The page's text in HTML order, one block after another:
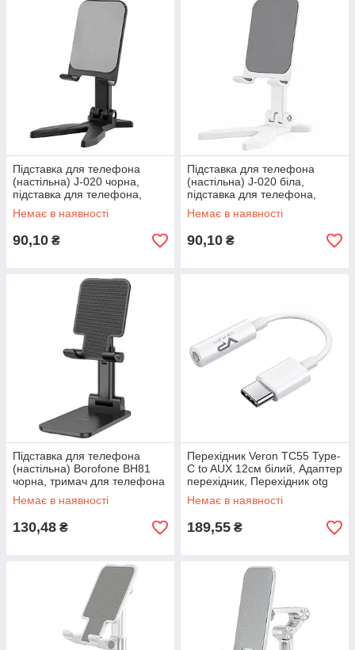
Підставка для телефона
(настільна) J-020 чорна,
підставка для телефона,
тримач для телефона
Немає в наявності
90,10 ₴
Підставка для телефона
(настільна) J-020 біла,
підставка для телефона,
тримач для телефона
Немає в наявності
90,10 ₴
Підставка для телефона
(настільна) Borofone BH81
чорна, тримач для телефона
Немає в наявності
130,48 ₴
Перехідник Veron TC55 Type-
C to AUX 12см білий, Адаптер
перехідник, Перехідник otg
Немає в наявності
189,55 ₴